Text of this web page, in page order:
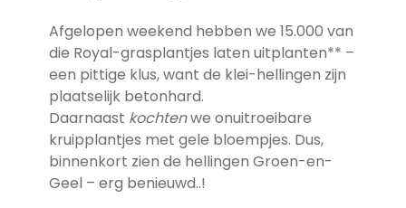
Afgelopen weekend hebben we 15.000 van
die Royal-grasplantjes laten uitplanten** –
een pittige klus, want de klei-hellingen zijn
plaatselijk betonhard.
Daarnaast kochtenwe onuitroeibare
kruipplantjes met gele bloempjes. Dus,
binnenkort zien de hellingen Groen-en-
Geel – erg benieuwd..!